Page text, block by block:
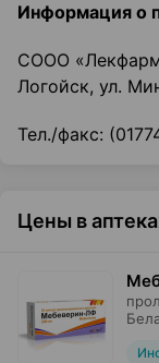
Информация о
СООО
Логойск, ул.
Тел./факс:
Цены в